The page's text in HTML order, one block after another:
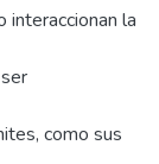
la
como sus